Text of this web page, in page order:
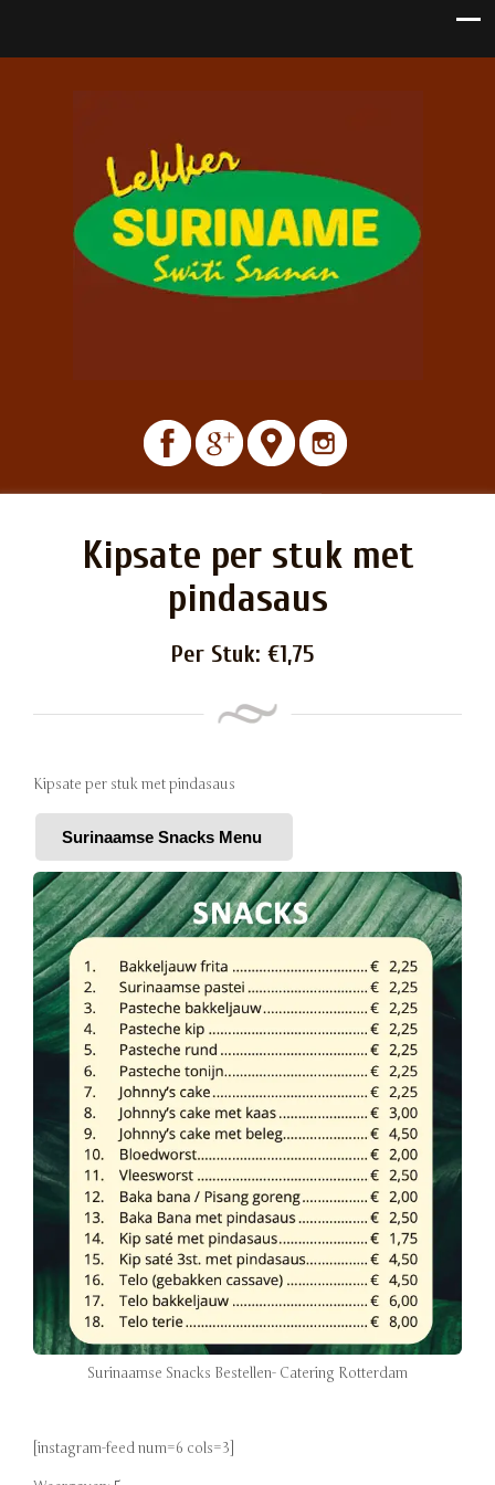
Kipsate per stuk met
pindasaus
Per Stuk: €1,75
Kipsate per stuk met pindasaus
Surinaamse Snacks Menu
Surinaamse Snacks Bestellen- Catering Rotterdam
[instagram-feed num=6 cols=3]